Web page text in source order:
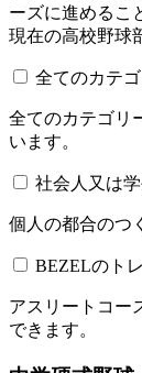
ーズに進めるこ
現在の高校野球
全てのカテ
全てのカテゴリ
います。
社会人又は
個人の都合のつ
BEZELのト
アスリートコー
できます。